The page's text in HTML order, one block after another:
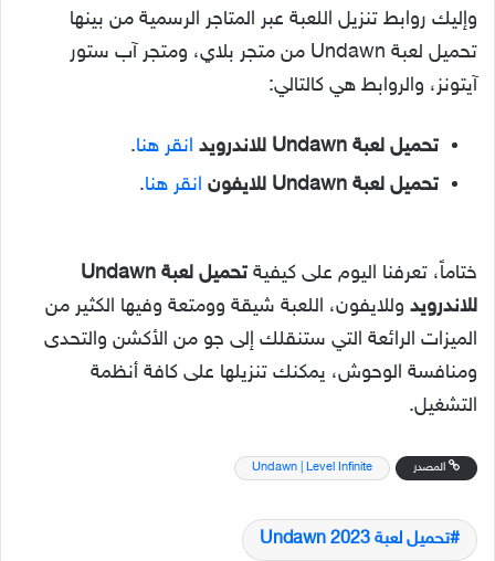
وإليك روابط تنزيل اللعبة عبر المتاجر الرسمية من بينها
تحميل لعبة Undawn من متجر بلاي، ومتجر آب ستور
آيتونز، والروابط هي كالتالي:
تحميل لعبة Undawn للاندرويد انقر هنا.
تحميل لعبة Undawn للايفون
انقر هنا.
ختاماً، تعرفنا اليوم على كيفية
تحميل لعبة Undawn
للاندرويد وللايفون، اللعبة شيقة وومتعة وفيها الكثير من
الميزات الرائعة التي ستنقلك إلى جو من الأكشن والتحدى
ومنافسة الوحوش، يمكنك تنزيلها على كافة أنظمة
التشغيل.
المصدر Undawn | Level Infinite‏
تحميل لعبة Undawn 2023